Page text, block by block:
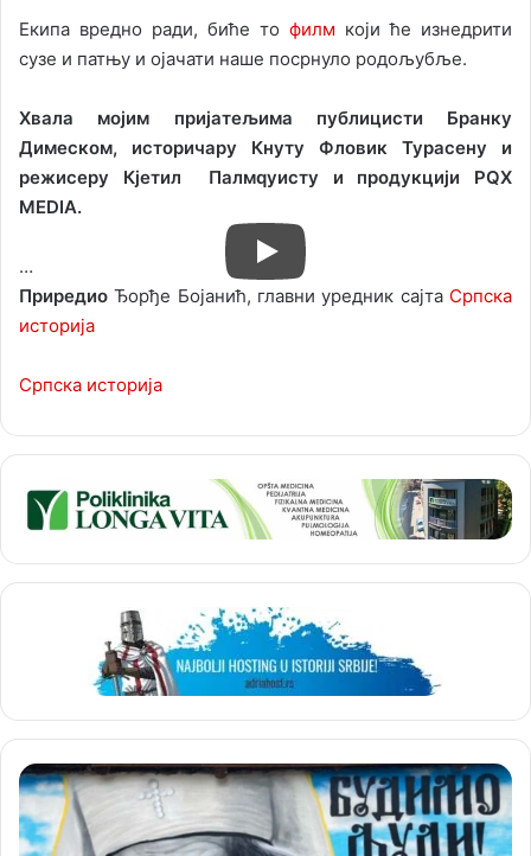
Екипа вредно ради, биће то филм који ће изнедрити
сузе и патњу и ојачати наше посрнуло родољубље.
Хвала мојим пријатељима публицисти Бранку
Димеском, историчару Кнуту Фловик Турасену и
режисеру Кјетил Палмqуисту и продукцији PQX
MEDIA.
…
Приредио Ђорђе Бојанић, главни уредник сајта Српска
историја
Српска историја